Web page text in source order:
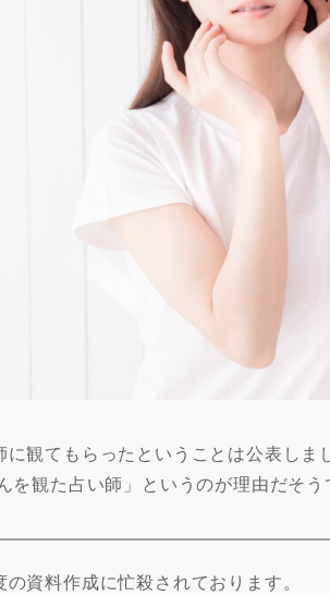
観てもらったということは公表しま
観た占い師」というのが理由だそ
資料作成に忙殺されております。